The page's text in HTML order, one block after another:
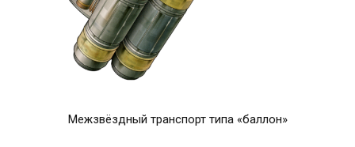
Межзвёздный транспорт типа «баллон»